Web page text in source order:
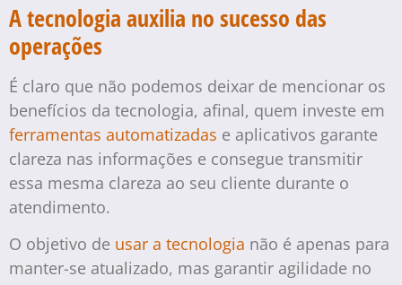
A tecnologia auxilia no sucesso das
operações
É claro que não podemos deixar de mencionar os
benefícios da tecnologia, afinal, quem investe em
ferramentas automatizadas e aplicativos garante
clareza nas informações e consegue transmitir
essa mesma clareza ao seu cliente durante o
atendimento.
O objetivo de usar a tecnologia não é apenas para
manter-se atualizado, mas garantir agilidade no